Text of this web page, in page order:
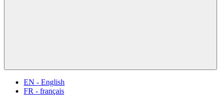
EN - English
FR - français